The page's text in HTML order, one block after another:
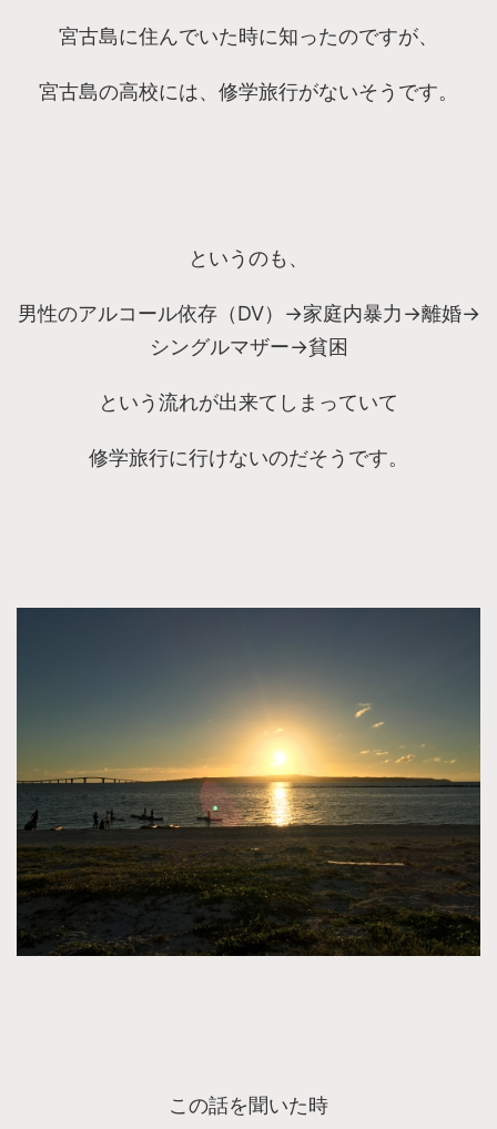
宮古島に住んでいた時に知ったのですが、
宮古島の高校には、修学旅行がないそうです。
というのも、
男性のアルコール依存（DV）→家庭内暴力→離婚→
シングルマザー→貧困
という流れが出来てしまっていて
修学旅行に行けないのだそうです。
この話を聞いた時